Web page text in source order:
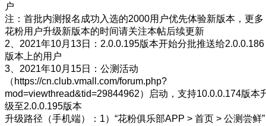
户
注：首批内测报名成功入选的2000用户优先体验新版本，更多
花粉用户升级新版本的时间请关注本帖后续更新
2、2021年10月13日：2.0.0.195版本开始分批推送给2.0.0.186
版本上的用户
3、2021年10月15日：公测活动
（https://cn.club.vmall.com/forum.php?
mod=viewthread&tid=29844962）启动，支持10.0.0.174版本
级至2.0.0.195版本
升级路径（手机端）：1）“花粉俱乐部APP > 首页 > 公测尝鲜”